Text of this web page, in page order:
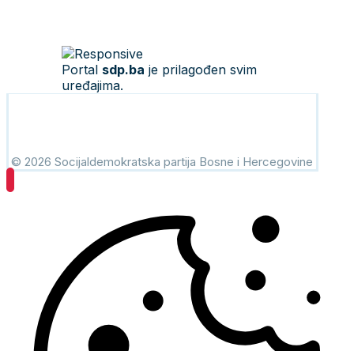
Portal sdp.ba je prilagođen svim
uređajima.
© 2026 Socijaldemokratska partija Bosne i Hercegovine